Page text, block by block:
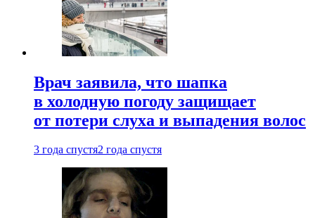
Врач заявила, что шапка
в холодную погоду защищает
от потери слуха и выпадения волос
3 года спустя2 года спустя